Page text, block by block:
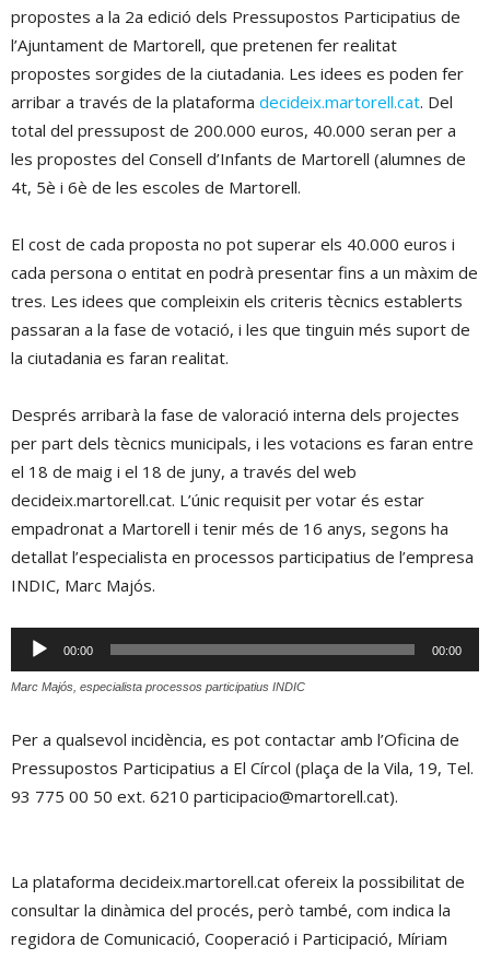
propostes a la 2a edició dels Pressupostos Participatius de
l’Ajuntament de Martorell, que pretenen fer realitat
propostes sorgides de la ciutadania. Les idees es poden fer
arribar a través de la plataforma decideix.martorell.cat. Del
total del pressupost de 200.000 euros, 40.000 seran per a
les propostes del Consell d’Infants de Martorell (alumnes de
4t, 5è i 6è de les escoles de Martorell.
El cost de cada proposta no pot superar els 40.000 euros i
cada persona o entitat en podrà presentar fins a un màxim de
tres. Les idees que compleixin els criteris tècnics establerts
passaran a la fase de votació, i les que tinguin més suport de
la ciutadania es faran realitat.
Després arribarà la fase de valoració interna dels projectes
per part dels tècnics municipals, i les votacions es faran entre
el 18 de maig i el 18 de juny, a través del web
decideix.martorell.cat. L’únic requisit per votar és estar
empadronat a Martorell i tenir més de 16 anys, segons ha
detallat l’especialista en processos participatius de l’empresa
INDIC, Marc Majós.
Reproductor
d'àudio
00:00 00:00
Marc Majós, especialista processos participatius INDIC
Per a qualsevol incidència, es pot contactar amb l’Oficina de
Pressupostos Participatius a El Círcol (plaça de la Vila, 19, Tel.
93 775 00 50 ext. 6210 participacio@martorell.cat).
La plataforma decideix.martorell.cat ofereix la possibilitat de
consultar la dinàmica del procés, però també, com indica la
regidora de Comunicació, Cooperació i Participació, Míriam